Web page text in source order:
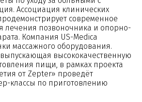
Ассоциация клинических
современное
лечения позвоночника и опорно-
Компания US-Medica
массажного оборудования.
высококачественную
пищи, в рамках проекта
от Zepter» проведёт
классы по приготовлению